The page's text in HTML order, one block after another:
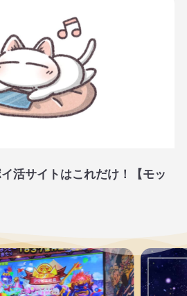
活サイトはこれだけ！【モッ